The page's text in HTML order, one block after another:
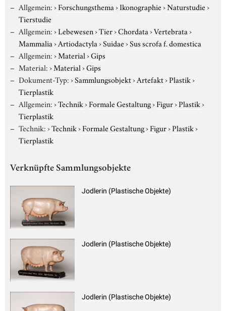
Allgemein:›Forschungsthema›Ikonographie›Naturstudie›
Tierstudie
Allgemein:›Lebewesen›Tier›Chordata›Vertebrata›
Mammalia›Artiodactyla›Suidae›Sus scrofa f. domestica
Allgemein:›Material›Gips
Material:›Material›Gips
Dokument-Typ:›Sammlungsobjekt›Artefakt›Plastik›
Tierplastik
Allgemein:›Technik›Formale Gestaltung›Figur›Plastik›
Tierplastik
Technik:›Technik›Formale Gestaltung›Figur›Plastik›
Tierplastik
Verknüpfte Sammlungsobjekte
Jodlerin (Plastische Objekte)
Jodlerin (Plastische Objekte)
Jodlerin (Plastische Objekte)